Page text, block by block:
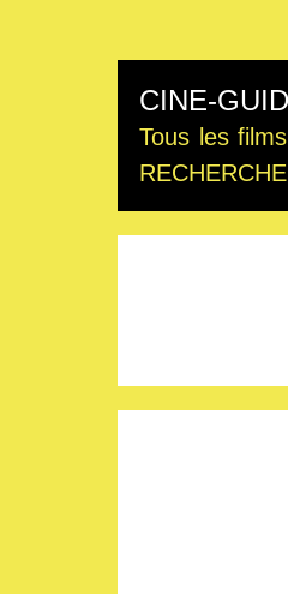
CINE-
Tous les films